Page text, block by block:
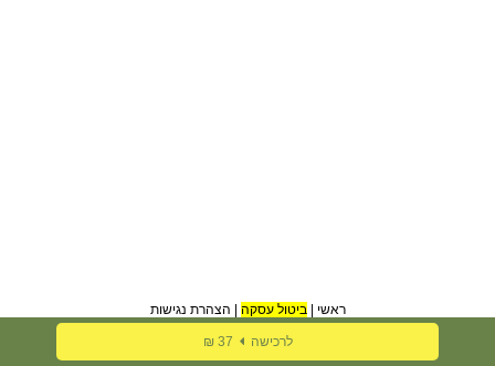
ראשי |ביטול עסקה הצהרת נגישות
לרכישה 37 ₪